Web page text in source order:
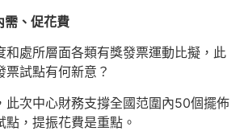
需、促花費
和處所層面各類有獎發票運動比擬，此
試點有何新意？
此次中心財務支撐全國范圍內50個擺佈
，提振花費是重點。